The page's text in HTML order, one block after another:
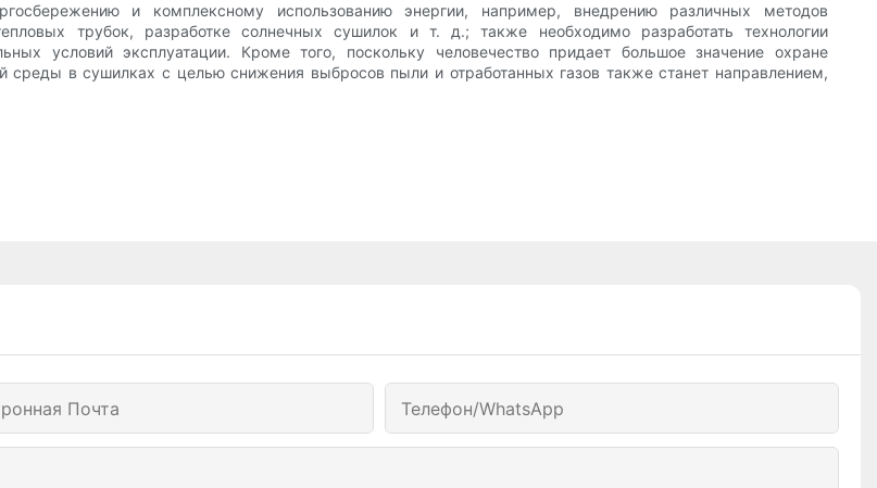
и комплексному использованию энергии, например, внедрению различных методов
трубок, разработке солнечных сушилок и т. д.; также необходимо разработать технологии
условий эксплуатации. Кроме того, поскольку человечество придает большое значение охране
в сушилках с целью снижения выбросов пыли и отработанных газов также станет направлением,
Почта Телефон/WhatsApp